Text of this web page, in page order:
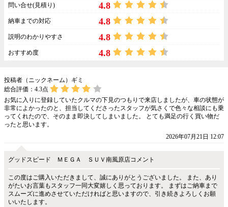
問い合せ(見積り) 4.8
納車までの対応 4.8
説明のわかりやすさ 4.8
おすすめ度 4.8
投稿者（ニックネーム）ギミ
総合評価： 4.3点
お気に入りに登録していたクルマの下見のつもりで来店しましたが、車の状態が
非常によかったのと、担当してくださったスタッフが気さくで色々な相談にも乗
ってくれたので、そのまま即決してしまいました。 とても満足の行く買い物だ
ったと思います。
2026年07月21日 12:07
グッドスピード ＭＥＧＡ ＳＵＶ南風原店コメント
この度はご購入いただきまして、誠にありがとうございました。 また、あり
がたいお言葉もスタッフ一同大変嬉しく思っております。 まずはご納車まで
スムーズに進めさせていただければと思いますので、引き続きよろしくお願
いいたします。